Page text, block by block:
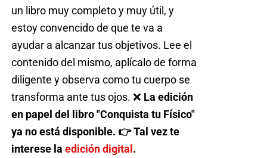
un libro muy completo y muy útil, y
estoy convencido de que te va a
ayudar a alcanzar tus objetivos. Lee el
contenido del mismo, aplícalo de forma
diligente y observa como tu cuerpo se
transforma ante tus ojos. ❌ La edición
en papel del libro "Conquista tu Físico"
ya no está disponible. 👉 Tal vez te
interese la edición digital .